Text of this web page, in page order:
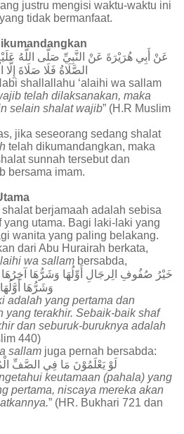
justru mengisi waktu-waktu ini
tidak bermanfaat.
عَنْ أَبِي هُرَيْرَةَ عَنْ النَّبِيِّ صَلَّى اللَّهُ
الصَّلَاةُ فَلَا صَلَاةَ إِلَّا
shallallahu ‘alaihi wa sallam
telah dilaksanakan, maka
selain shalat wajib” (H.R Muslim
jika seseorang sedang shalat
telah dikumandangkan, maka
sunnah tersebut dan
bersama imam.
berjamaah adalah sebisa
yang utama. Bagi laki-laki yang
wanita yang paling belakang.
dari Abu Hurairah berkata,
wa sallam bersabda,
خَيْرُ صُفُوفِ الِرجَالِ أَوِّلُهَا وَشَرُّهَا آخِرُهَا
وَشَرُّهَا أَوَّلُهَا
adalah yang pertama dan
yang terakhir. Sebaik-baik shaf
dan seburuk-buruknya adalah
440)
sallam juga pernah bersabda:
لَوْ يَعْلَمُوْنَ مَا فِي الصَّفِّ
keutamaan (pahala) yang
pertama, niscaya mereka akan
” (HR. Bukhari 721 dan